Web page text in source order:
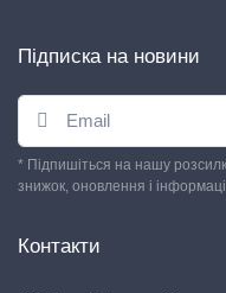
Підписка на новини
* Підпишіться на нашу
знижок, оновлення і
Контакти